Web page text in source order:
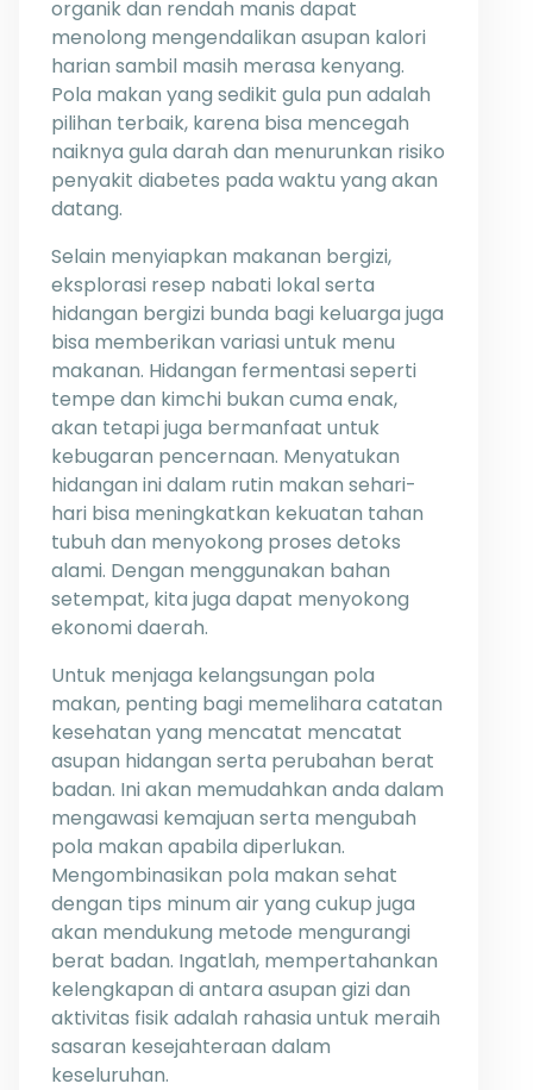
organik dan rendah manis dapat
menolong mengendalikan asupan kalori
harian sambil masih merasa kenyang.
Pola makan yang sedikit gula pun adalah
pilihan terbaik, karena bisa mencegah
naiknya gula darah dan menurunkan risiko
penyakit diabetes pada waktu yang akan
datang.
Selain menyiapkan makanan bergizi,
eksplorasi resep nabati lokal serta
hidangan bergizi bunda bagi keluarga juga
bisa memberikan variasi untuk menu
makanan. Hidangan fermentasi seperti
tempe dan kimchi bukan cuma enak,
akan tetapi juga bermanfaat untuk
kebugaran pencernaan. Menyatukan
hidangan ini dalam rutin makan sehari-
hari bisa meningkatkan kekuatan tahan
tubuh dan menyokong proses detoks
alami. Dengan menggunakan bahan
setempat, kita juga dapat menyokong
ekonomi daerah.
Untuk menjaga kelangsungan pola
makan, penting bagi memelihara catatan
kesehatan yang mencatat mencatat
asupan hidangan serta perubahan berat
badan. Ini akan memudahkan anda dalam
mengawasi kemajuan serta mengubah
pola makan apabila diperlukan.
Mengombinasikan pola makan sehat
dengan tips minum air yang cukup juga
akan mendukung metode mengurangi
berat badan. Ingatlah, mempertahankan
kelengkapan di antara asupan gizi dan
aktivitas fisik adalah rahasia untuk meraih
sasaran kesejahteraan dalam
keseluruhan.